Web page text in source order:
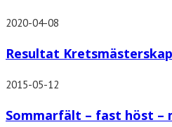
2020-04-08
Resultat
2015-05-12
Sommarfält – fast höst –